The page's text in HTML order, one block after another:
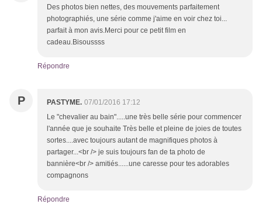
Des photos bien nettes, des mouvements parfaitement
photographiés, une série comme j'aime en voir chez toi...
parfait à mon avis.Merci pour ce petit film en
cadeau.Bisoussss
Répondre
P PASTYME. 07/01/2016 17:12
Le "chevalier au bain".....une très belle série pour commencer
l'année que je souhaite Très belle et pleine de joies de toutes
sortes....avec toujours autant de magnifiques photos à
partager...<br /> je suis toujours fan de ta photo de
bannière<br /> amitiés......une caresse pour tes adorables
compagnons
Répondre